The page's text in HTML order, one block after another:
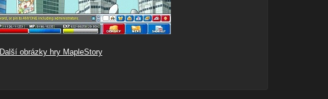
Další obrázky hry MapleStory